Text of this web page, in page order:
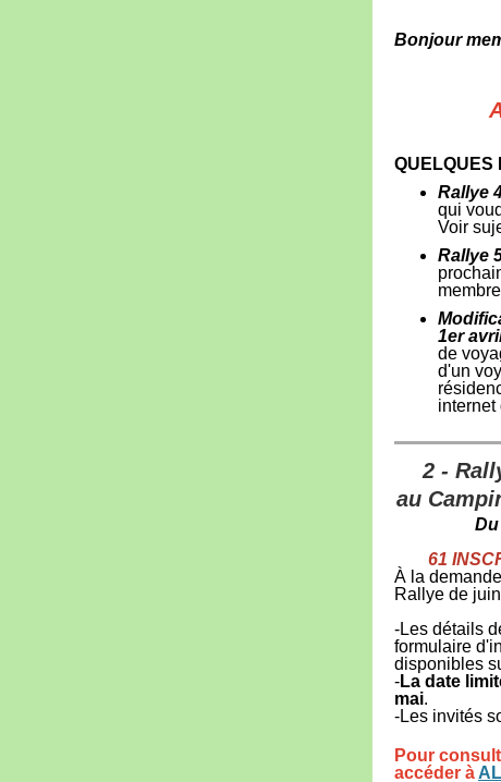
Bonjour
QUELQUES
Rallye
qui
Voir
Rallye
1er
de
d'un
internet
2 -
au
Du
61
À la
Rallye de
-Les détails
formulaire
disponibles
-La date
mai.
-Les invités
Pour
accéder à